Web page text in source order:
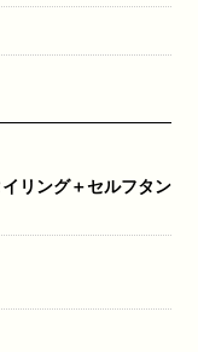
リング＋セルフタン